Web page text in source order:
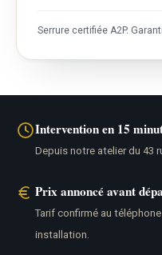
Serrure certifiée A2P.
Intervention en 15
Depuis notre atelier du 43
Prix annoncé avant
Tarif confirmé au
installation.